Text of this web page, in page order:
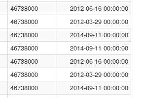
46738000
2012-06-16 00:00:00
46738000
2012-03-29 00:00:00
46738000
2014-09-11 00:00:00
46738000
2014-09-11 00:00:00
46738000
2012-06-16 00:00:00
46738000
2012-03-29 00:00:00
46738000
2014-09-11 00:00:00